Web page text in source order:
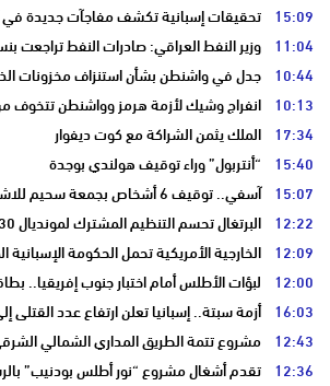
15:09 تحقيقات إسبانية تكشف مفاجآت جديدة
11:04 وزير النفط العراقي: صادرات النفط تراجعت بنسبة 75% بسبب
10:44 جدل في واشنطن بشأن استنزاف مخزونات
10:13 انفراج وشيك لأزمة هرمز وواشنطن تتخوف
17:34 الملك يثمن الشراكة مع كوت ديفوار
15:40 “أنتربول” وراء توقيف هولندي بوجدة
15:07 آسفي.. توقيف 6 أشخاص بجمعة سحيم للاشتباه في التنقيب عن الكنوز .
12:22 البرتغال تحسم التنظيم المشترك لمونديال 2030 وتتمسك بالشراكة مع المغرب وإسبانيا
12:09 الخارجية الأمريكية تحمل الحكومة
12:00 لبؤات الأطلس أمام اختبار جنوب إفريقيا..
16:03 أزمة سبتة.. إسبانيا تعلن ارتفاع عدد القتلى إلى 100
12:43 مشروع تتمة الطريق المداري الشمالي
12:36 تقدم أشغال مشروع “نور أطلس بودنيب” بالرشيدية.. إضافة 33